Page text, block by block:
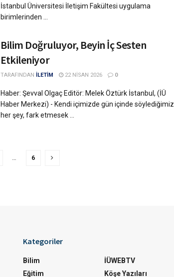
İstanbul Üniversitesi İletişim Fakültesi uygulama
birimlerinden ...
Bilim Doğruluyor, Beyin İç Sesten
Etkileniyor
TARAFINDAN İLETİM 22 NISAN 2026 0
Haber: Şevval Olgaç Editör: Melek Öztürk İstanbul, (İÜ
Haber Merkezi) - Kendi içimizde gün içinde söylediğimiz
her şey, fark etmesek ...
… 6
Kategoriler
Bilim
Eğitim
İÜWEBTV
Köşe Yazıları